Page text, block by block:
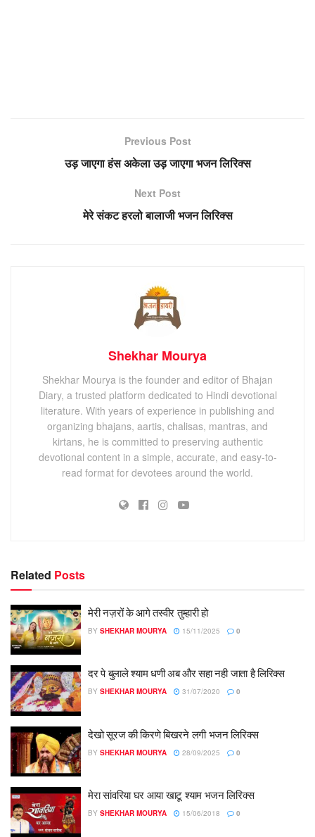
Previous Post
उड़ जाएगा हंस अकेला उड़ जाएगा भजन लिरिक्स
Next Post
मेरे संकट हरलो बालाजी भजन लिरिक्स
Shekhar Mourya
Shekhar Mourya is the founder and editor of Bhajan
Diary, a trusted platform dedicated to Hindi devotional
literature. With years of experience in publishing and
organizing bhajans, aartis, chalisas, mantras, and
kirtans, he is committed to preserving authentic
devotional content in a simple, accurate, and easy-to-
read format for devotees around the world.
Related Posts
मेरी नज़रों के आगे तस्वीर तुम्हारी हो
BY SHEKHAR MOURYA 15/11/2025 0
दर पे बुलाले श्याम धणी अब और सहा नही जाता है लिरिक्स
BY SHEKHAR MOURYA 31/07/2020 0
देखो सूरज की किरणे बिखरने लगी भजन लिरिक्स
BY SHEKHAR MOURYA 28/09/2025 0
मेरा सांवरिया घर आया खाटू श्याम भजन लिरिक्स
BY SHEKHAR MOURYA 15/06/2018 0